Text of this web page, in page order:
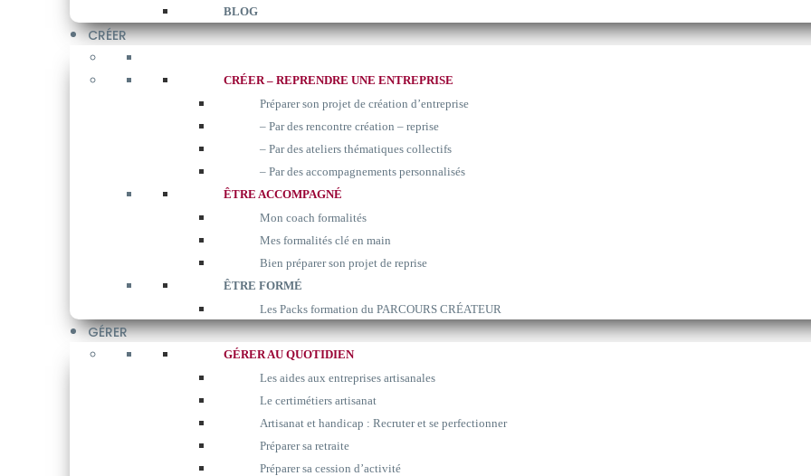
BLOG
CRÉER
CRÉER – REPRENDRE UNE ENTREPRISE
Préparer son projet de création d’entreprise
– Par des rencontre création – reprise
– Par des ateliers thématiques collectifs
– Par des accompagnements personnalisés
ÊTRE ACCOMPAGNÉ
Mon coach formalités
Mes formalités clé en main
Bien préparer son projet de reprise
ÊTRE FORMÉ
Les Packs formation du PARCOURS CRÉATEUR
GÉRER
GÉRER AU QUOTIDIEN
Les aides aux entreprises artisanales
Le certimétiers artisanat
Artisanat et handicap : Recruter et se perfectionner
Préparer sa retraite
Préparer sa cession d’activité